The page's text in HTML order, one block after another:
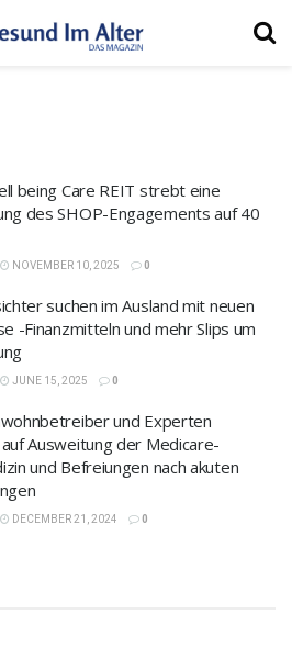
being Care REIT strebt eine
des SHOP-Engagements auf 40
NOVEMBER 10, 2025 0
suchen im Ausland mit neuen
-Finanzmitteln und mehr Slips um
JUNE 15, 2025 0
und Experten
Ausweitung der Medicare-
und Befreiungen nach akuten
DECEMBER 21, 2024 0